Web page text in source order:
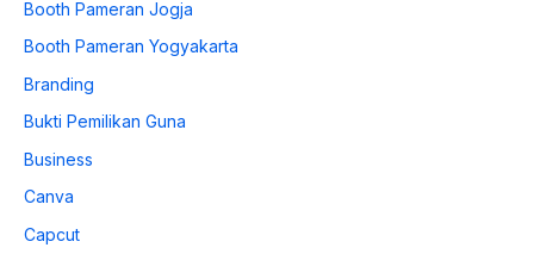
Booth Pameran Jogja
Booth Pameran Yogyakarta
Branding
Bukti Pemilikan Guna
Business
Canva
Capcut